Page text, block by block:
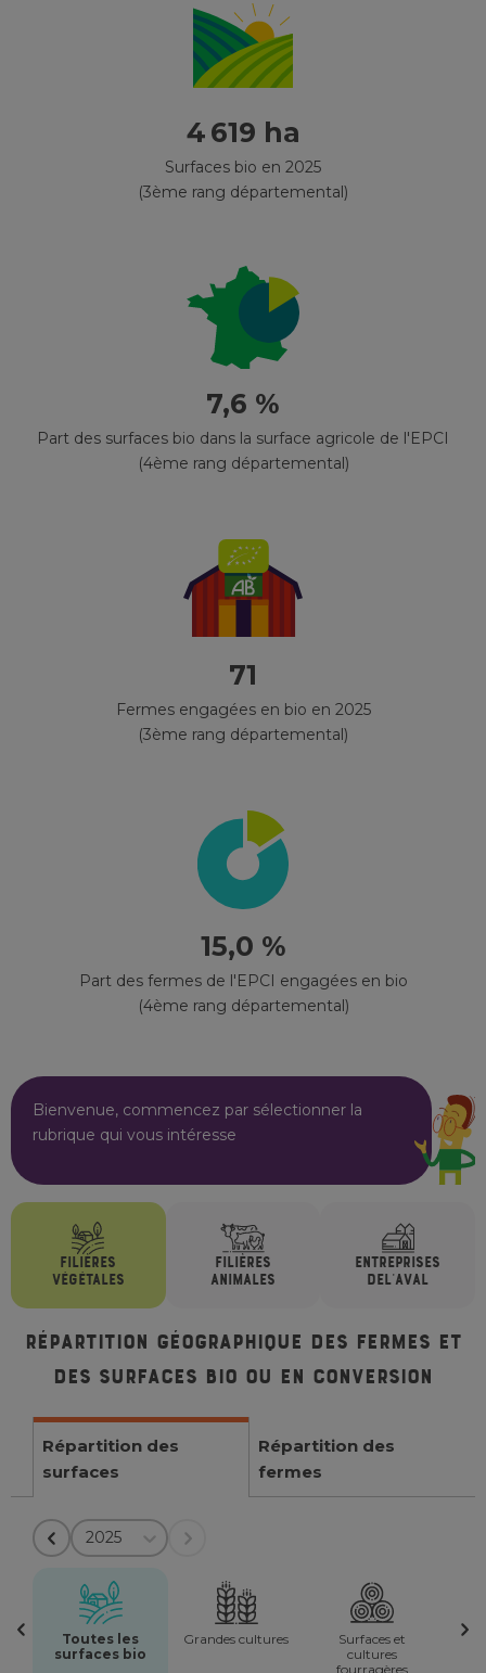
4 619 ha
Surfaces bio en 2025
(3ème rang départemental)
7,6 %
Part des surfaces bio dans la surface agricole de l'EPCI
(4ème rang départemental)
71
Fermes engagées en bio en 2025
(3ème rang départemental)
15,0 %
Part des fermes de l'EPCI engagées en bio
(4ème rang départemental)
Bienvenue, commencez par sélectionner la
rubrique qui vous intéresse
FILIÈRES
VÉGÉTALES
FILIÈRES
ANIMALES
ENTREPRISES
DEL'AVAL
Répartition géographique des fermes et
des surfaces bio ou en conversion
Répartition des
surfaces
Répartition des
fermes
2025
Toutes les
surfaces bio
Grandes cultures
Surfaces et
cultures
fourragères